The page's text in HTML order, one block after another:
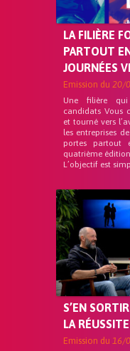
LA FILIÈRE
PARTOUT
JOURNÉES
Emission du 20/
Une filière
candidats Vous
et tourné vers
les entreprises
portes partout
quatrième
L’objectif est
S’EN
LA
Emission du 16/